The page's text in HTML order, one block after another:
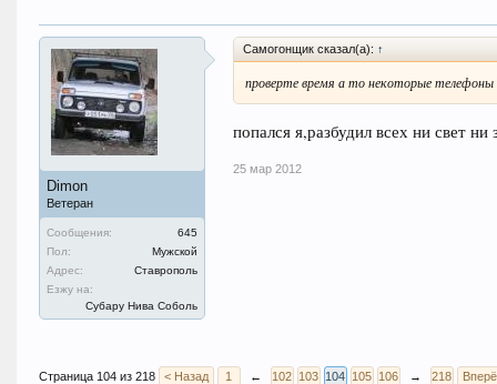
Dimon
Ветеран
Сообщения:
645
Пол:
Мужской
Адрес:
Ставрополь
Езжу на:
Субару Нива Соболь
Самогонщик сказал(а): ↑
проверте время а то некоторые
попался я,разбудил всех ни свет ни
25 мар 2012
Страница 104 из 218 < Назад 1 ← 102 103 104 105 106 → 218